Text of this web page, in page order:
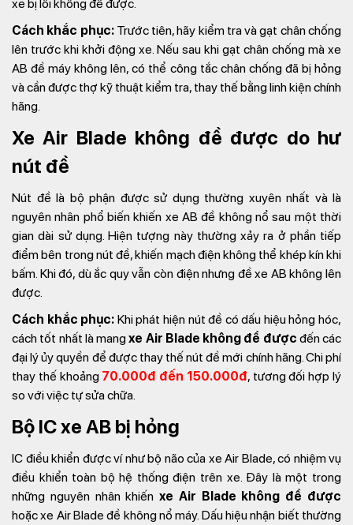
xe bị lỗi không đề được.
Cách khắc phục: Trước tiên, hãy kiểm tra và gạt chân chống
lên trước khi khởi động xe. Nếu sau khi gạt chân chống mà xe
AB đề máy không lên, có thể công tắc chân chống đã bị hỏng
và cần được thợ kỹ thuật kiểm tra, thay thế bằng linh kiện chính
hãng.
Xe Air Blade không đề được do hư
nút đề
Nút đề là bộ phận được sử dụng thường xuyên nhất và là
nguyên nhân phổ biến khiến xe AB đề không nổ sau một thời
gian dài sử dụng. Hiện tượng này thường xảy ra ở phần tiếp
điểm bên trong nút đề, khiến mạch điện không thể khép kín khi
bấm. Khi đó, dù ắc quy vẫn còn điện nhưng đề xe AB không lên
được.
Cách khắc phục: Khi phát hiện nút đề có dấu hiệu hỏng hóc,
cách tốt nhất là mangxe Air Blade không đề được đến các
đại lý ủy quyền để được thay thế nút đề mới chính hãng. Chi phí
thay thế khoảng 70.000đ đến 150.000đ, tương đối hợp lý
so với việc tự sửa chữa.
Bộ IC xe AB bị hỏng
IC điều khiển được ví như bộ não của xe Air Blade, có nhiệm vụ
điều khiển toàn bộ hệ thống điện trên xe. Đây là một trong
những nguyên nhân khiến xe Air Blade không đề được
hoặc xe Air Blade đề không nổ máy​. Dấu hiệu nhận biết thường